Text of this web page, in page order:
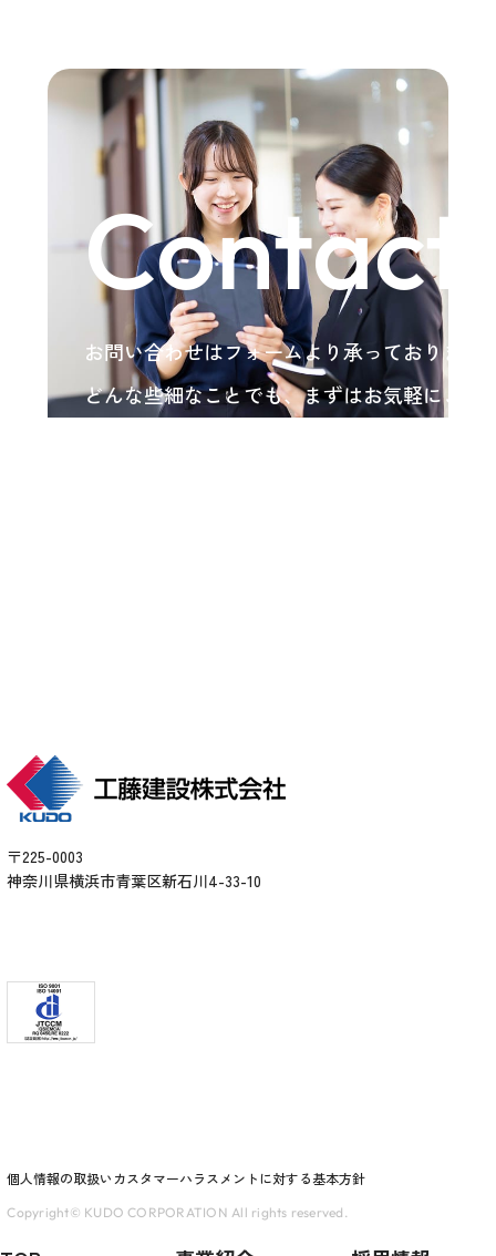
Contact
お問い合わせはフォームより承っております
どんな些細なことでも、まずはお気軽にご相
〒225-0003
神奈川県横浜市青葉区新石川4-33-10
個人情報の取扱い カスタマーハラスメントに対する基本方針
Copyright© KUDO CORPORATION All rights reserved.